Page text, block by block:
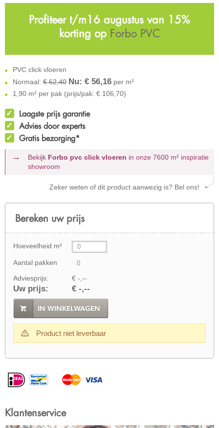
Profiteer t/m16 augustus van 15%
korting op Forbo PVC
PVC click vloeren
Normaal: € 62,40 Nu: € 56,16 per m²
1,90 m² per pak (prijs/pak: € 106,70)
Laagste prijs garantie
Advies door experts
Gratis bezorging*
Bekijk Forbo pvc click vloeren in onze 7600 m² inspiratie
showroom
Zeker weten of dit product aanwezig is? Bel ons!
Bereken uw prijs
Hoeveelheid m²
Aantal pakken
Adviesprijs: € -,--
Uw prijs: € -,--
IN WINKELWAGEN
Product niet leverbaar
Klantenservice